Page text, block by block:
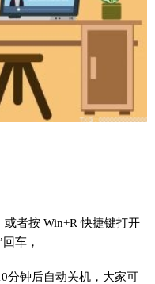
者按 Win+R 快捷键打开
车，
分钟后自动关机，大家可